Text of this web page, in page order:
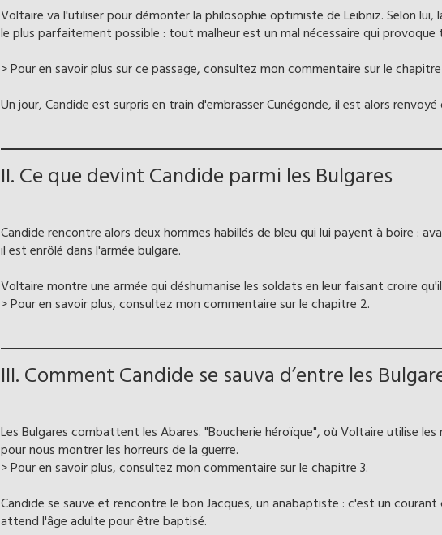
Voltaire va l'utiliser pour démonter la philosophie optimiste de Leibniz. Selon lui,
le plus parfaitement possible : tout malheur est un mal nécessaire qui provoque
> Pour en savoir plus sur ce passage, consultez mon commentaire sur le chapitre
Un jour, Candide est surpris en train d'embrasser Cunégonde, il est alors
II. Ce que devint Candide parmi les Bulgares
Candide rencontre alors deux hommes habillés de bleu qui lui payent à boire :
il est enrôlé dans l'armée bulgare.
Voltaire montre une armée qui déshumanise les soldats en leur faisant croire
> Pour en savoir plus, consultez mon commentaire sur le chapitre 2.
III. Comment Candide se sauva d’entre les
Les Bulgares combattent les Abares. "Boucherie héroïque", où Voltaire utilise
pour nous montrer les horreurs de la guerre.
> Pour en savoir plus, consultez mon commentaire sur le chapitre 3.
Candide se sauve et rencontre le bon Jacques, un anabaptiste : c'est un
attend l'âge adulte pour être baptisé.